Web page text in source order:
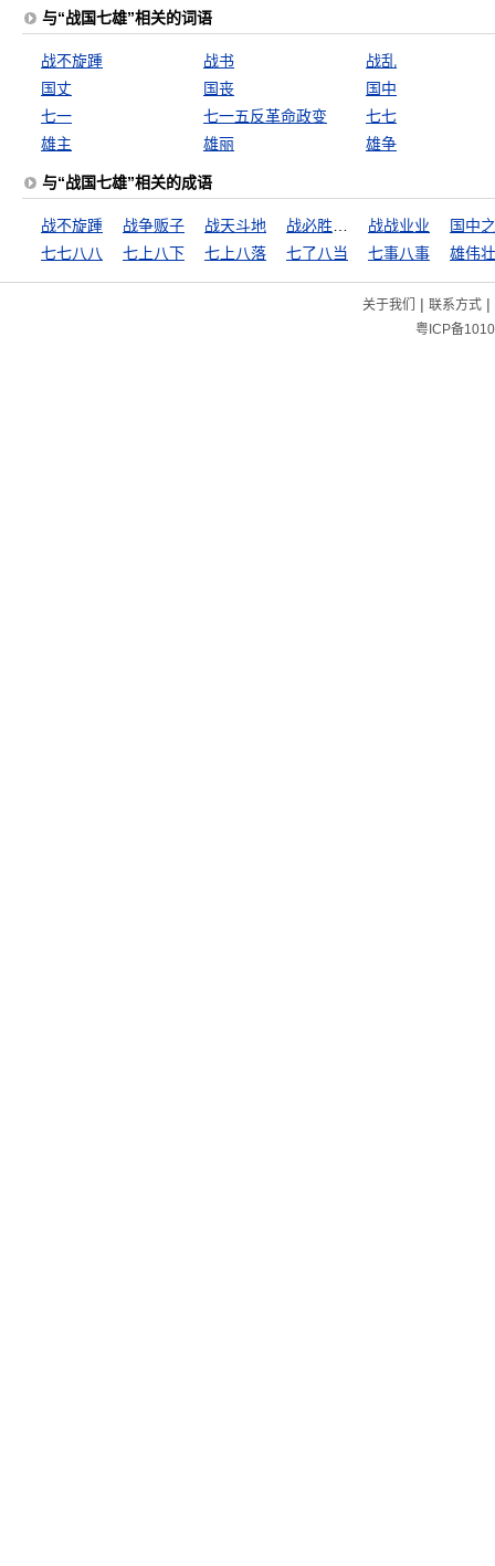
与“战国七雄”相关的词语
战不旋踵 战书
战乱
国丈
国丧
国中
七一
七一五反革命政变
七七
雄主
雄丽 雄争
与“战国七雄”相关的成语
战不旋踵 战争贩子 战天斗地 战战业业
国中
七七八八
七上八下 七上八落 七了八当 七事八事 雄伟
关于我们 | 联系方式|
粤ICP备